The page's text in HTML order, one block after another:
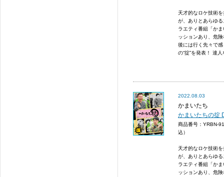
天才的なロケ技術
が、ありとあらゆ
ラエティ番組「か
ッションあり、危
後には行く先々で
の“掟”を発表！ 達
2022.08.03
かまいたち
かまいたちの掟
商品番号：YRBN-
込）
天才的なロケ技術
が、ありとあらゆ
ラエティ番組「か
ッションあり、危